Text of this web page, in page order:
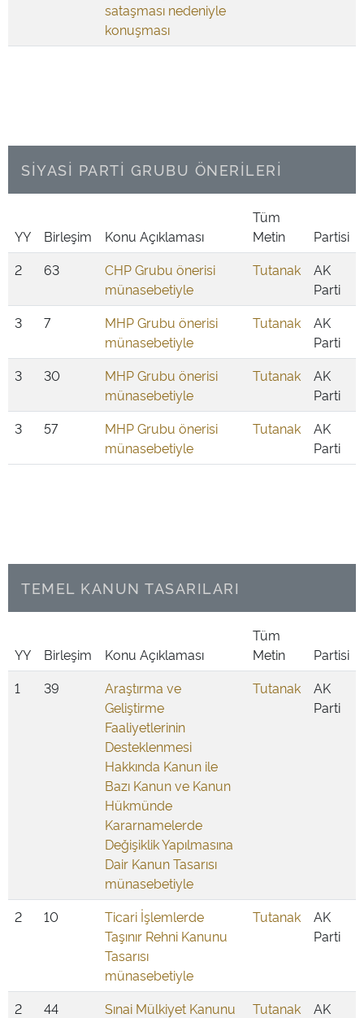
sataşması nedeniyle
konuşması
SİYASİ PARTİ GRUBU ÖNERİLERİ
YY Birleşim Konu Açıklaması
Tüm
Metin
Partisi
2
63
CHP Grubu önerisi
münasebetiyle
Tutanak
AK
Parti
3
7
MHP Grubu önerisi
münasebetiyle
Tutanak
AK
Parti
3
30
MHP Grubu önerisi
münasebetiyle
Tutanak
AK
Parti
3
57
MHP Grubu önerisi
münasebetiyle
Tutanak
AK
Parti
TEMEL KANUN TASARILARI
YY Birleşim Konu Açıklaması
Tüm
Metin
Partisi
1
39
Araştırma ve
Geliştirme
Faaliyetlerinin
Desteklenmesi
Hakkında Kanun ile
Bazı Kanun ve Kanun
Hükmünde
Kararnamelerde
Değişiklik Yapılmasına
Dair Kanun Tasarısı
münasebetiyle
Tutanak
AK
Parti
2 10
Ticari İşlemlerde
Taşınır Rehni Kanunu
Tasarısı
münasebetiyle
Tutanak
AK
Parti
2 44
Sınai Mülkiyet Kanunu
Tutanak
AK